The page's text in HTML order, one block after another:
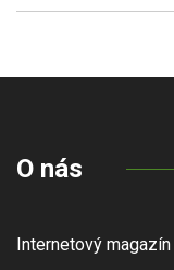
O nás
Internetový